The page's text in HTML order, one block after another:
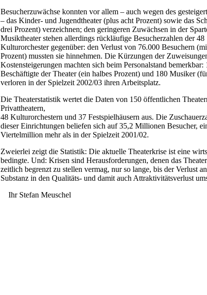
Besucherzuwächse konnten vor allem – auch wegen des
– das Kinder- und Jugendtheater (plus acht Prozent) sowie das
drei Prozent) verzeichnen; den geringeren Zuwächsen in der
Musiktheater stehen allerdings rückläufige Besucherzahlen der 48
Kulturorchester gegenüber: den Verlust von 76.000 Besuchern
Prozent) mussten sie hinnehmen. Die Kürzungen der
Kostensteigerungen machten sich beim Personalstand bemerkbar:
Beschäftigte der Theater (ein halbes Prozent) und 180 Musiker
verloren in der Spielzeit 2002/03 ihren Arbeitsplatz.
Die Theaterstatistik wertet die Daten von 150 öffentlichen
Privattheatern,
48 Kulturorchestern und 37 Festspielhäusern aus. Die
dieser Einrichtungen beliefen sich auf 35,2 Millionen Besucher,
Viertelmillion mehr als in der Spielzeit 2001/02.
Zweierlei zeigt die Statistik: Die aktuelle Theaterkrise ist eine
bedingte. Und: Krisen sind Herausforderungen, denen das
zeitlich begrenzt zu stellen vermag, nur so lange, bis der Verlust
Substanz in den Qualitäts- und damit auch Attraktivitätsverlust
Ihr Stefan Meuschel